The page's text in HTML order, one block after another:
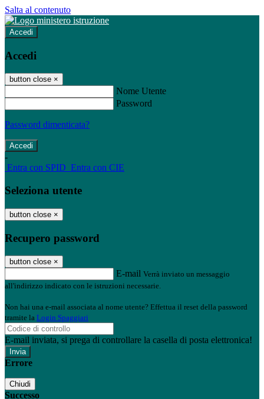
Salta al contenuto
Accedi
Accedi
button close ×
Nome Utente
Password
Password dimenticata?
-
Entra con SPID Entra con CIE
Seleziona utente
button close ×
Recupero password
button close ×
E-mail Verrà inviato un messaggio
all'indirizzo indicato con le istruzioni necessarie.
Non hai una e-mail associata al nome utente? Effettua il reset della password
tramite la Login Spaggiari
E-mail inviata, si prega di controllare la casella di posta elettronica!
Errore
Chiudi
Successo